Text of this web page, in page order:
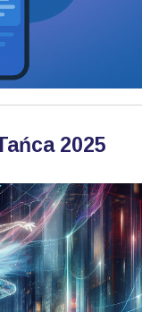
2025